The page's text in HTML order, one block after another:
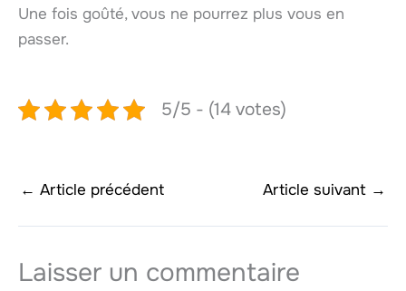
Une fois goûté, vous ne pourrez plus vous en
passer.
5/5 - (14 votes)
← Article précédent Article suivant →
Laisser un commentaire